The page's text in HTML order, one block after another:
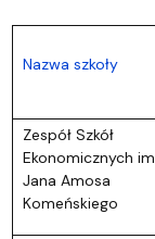
Nazwa szkoły
Zespół Szkół
Ekonomicznych im.
Jana Amosa
Komeńskiego